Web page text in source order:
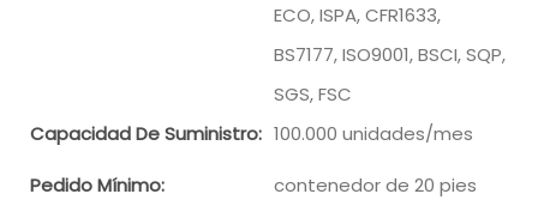
ECO, ISPA, CFR1633,
BS7177, ISO9001, BSCI, SQP,
SGS, FSC
Capacidad De Suministro: 100.000 unidades/mes
Pedido Mínimo: contenedor de 20 pies